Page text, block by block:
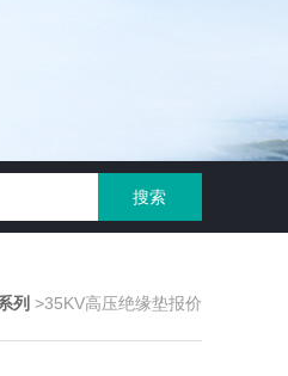
列 >35KV高压绝缘垫报价